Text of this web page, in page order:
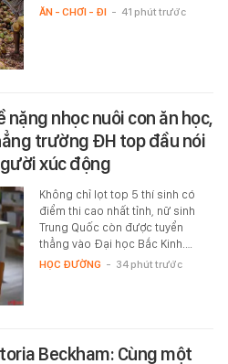
ĂN - CHƠI - ĐI - 41 phút trước
nhọc nuôi con ăn học,
trường ĐH top đầu nói
xúc động
Không chỉ lọt top 5 thí sinh có
điểm thi cao nhất tỉnh, nữ sinh
Trung Quốc còn được tuyển
thẳng vào Đại học Bắc Kinh.…
HỌC ĐƯỜNG - 34 phút trước
Beckham: Cùng một